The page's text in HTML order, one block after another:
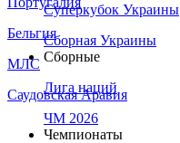
Бельгия
МЛС
Саудовская Аравия
Суперкубок Украины
Сборная Украины
Сборные
Лига наций
ЧМ 2026
Чемпионаты